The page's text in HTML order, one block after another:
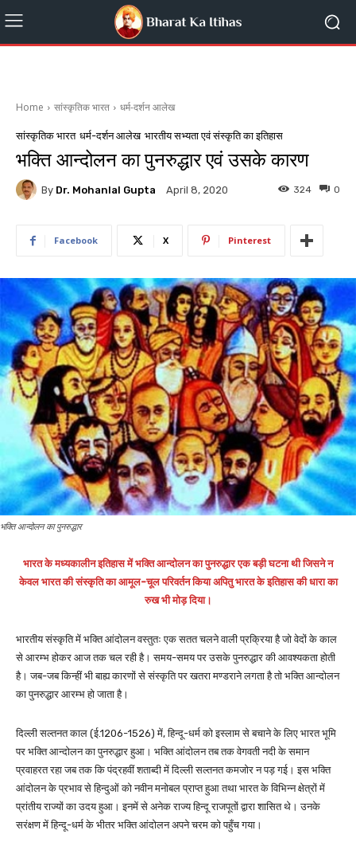
Home सांस्कृतिक भारत धर्म-दर्शन आलेख
सांस्कृतिक भारत धर्म-दर्शन आलेख भारतीय सभ्यता एवं संस्कृति का इतिहास
भक्ति आन्दोलन का पुनरुद्धार एवं उसके कारण
By Dr. Mohanlal Gupta April 8, 2020 0
324
Facebook X Pinterest
भक्ति आन्दोलन का पुनरुद्धार
भारत के मध्यकालीन इतिहास में भक्ति आन्दोलन का पुनरुद्धार एक बड़ी घटना थी जिसने न
केवल भारत की संस्कृति का आमूल-चूल परिवर्तन किया अपितु भारत के इतिहास की धारा का
रुख भी मोड़ दिया।
भारतीय संस्कृति में भक्ति आंदोलन वस्तुतः एक सतत चलने वाली प्रक्रिया है जो वेदों के काल
से आरम्भ होकर आज तक चल रही है। समय-समय पर उसके पुनरुद्धार की आवश्यकता होती
है। जब-जब किन्हीं भी बाह्य कारणों से संस्कृति पर खतरा मण्डराने लगता है तो भक्ति आन्दोलन
का पुनरुद्धार आरम्भ हो जाता है।
दिल्ली सल्तनत काल (ई.1206-1526) में, हिन्दू-धर्म को इस्लाम से बचाने के लिए भारत भूमि
पर भक्ति आन्दोलन का पुनरुद्धार हुआ। भक्ति आंदोलन तब तक वेगवती नदी के समान
प्रवाहरत रहा जब तक कि पंद्रहवीं शताब्दी में दिल्ली सल्तनत कमजोर न पड़ गई। इस भक्ति
आंदोलन के प्रभाव से हिन्दुओं को नवीन मनोबल प्राप्त हुआ तथा भारत के विभिन्न क्षेत्रों में
प्रांतीय राज्यों का उदय हुआ। इनमें से अनेक राज्य हिन्दू राजपूतों द्वारा शासित थे। उनके
सरंक्षण में हिन्दू-धर्म के भीतर भक्ति आंदोलन अपने चरम को पहुँच गया।